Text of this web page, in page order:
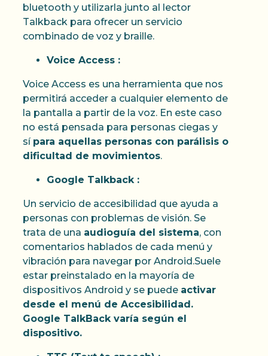
bluetooth y utilizarla junto al lector
Talkback para ofrecer un servicio
combinado de voz y braille.
Voice Access :
Voice Access es una herramienta que nos
permitirá acceder a cualquier elemento de
la pantalla a partir de la voz. En este caso
no está pensada para personas ciegas y
sí para aquellas personas con parálisis o
dificultad de movimientos.
Google Talkback :
Un servicio de accesibilidad que ayuda a
personas con problemas de visión. Se
trata de una audioguía del sistema, con
comentarios hablados de cada menú y
vibración para navegar por Android.Suele
estar preinstalado en la mayoría de
dispositivos Android y se puede activar
desde el menú de Accesibilidad.
Google TalkBack varía según el
dispositivo.